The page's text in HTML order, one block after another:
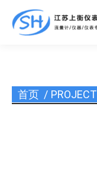
您在这里：
首页 PROJECT